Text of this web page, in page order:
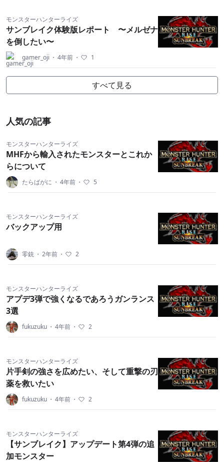
モンスターハンターライズ
サンブレイク体験版レポート 〜メルゼナ
を倒したい〜
gamer_oji ・ 4年前 ・ 1
すべて見る
人気の記事
モンスターハンターライズ
MHFから輸入されたモンスターとこれか
らについて
たらばがに ・ 4年前 ・ 5
モンスターハンターライズ
バックアップ用
零銃 ・ 2年前 ・ 2
モンスターハンターライズ
アプデ3弾で強くなるであろうガンランス
3選
fukuzuku ・ 4年前 ・ 2
モンスターハンターライズ
片手剣の強さを広めたい、そして重撃の刃
薬を救いたい
fukuzuku ・ 4年前 ・ 2
モンスターハンターライズ
【サンブレイク】アップデート第4弾の追
加モンスター